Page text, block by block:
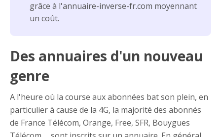
grâce à l'annuaire-inverse-fr.com moyennant
un coût.
Des annuaires d'un nouveau
genre
A l'heure où la course aux abonnées bat son plein, en
particulier à cause de la 4G, la majorité des abonnés
de France Télécom, Orange, Free, SFR, Bouygues